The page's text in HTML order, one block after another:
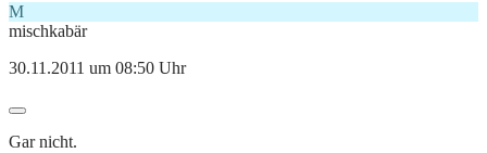
M
mischkabär
30.11.2011 um 08:50 Uhr
Gar nicht.